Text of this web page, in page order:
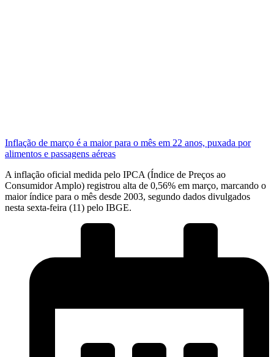
Inflação de março é a maior para o mês em 22 anos, puxada por
alimentos e passagens aéreas
A inflação oficial medida pelo IPCA (Índice de Preços ao
Consumidor Amplo) registrou alta de 0,56% em março, marcando o
maior índice para o mês desde 2003, segundo dados divulgados
nesta sexta-feira (11) pelo IBGE.